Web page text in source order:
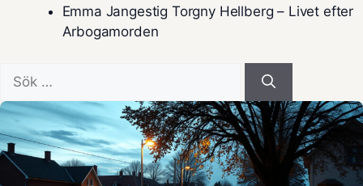
Emma Jangestig Torgny Hellberg – Livet efter
Arbogamorden
efter: